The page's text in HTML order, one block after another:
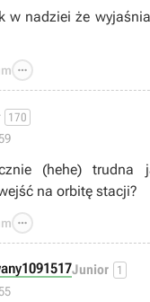
w nadziei że

170
(hehe) trudna
na orbitę stacji?

Junior 1